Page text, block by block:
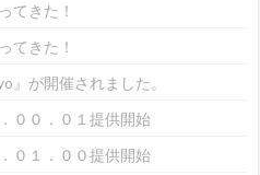
てきた！
てきた！
』が開催されました。
００．０１提供開始
０１．００提供開始